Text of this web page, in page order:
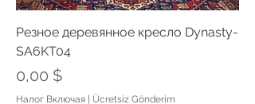
Резное деревянное кресло Dynasty-
SA6KT04
Цена
0,00 $
Налог Включая | Ücretsiz Gönderim